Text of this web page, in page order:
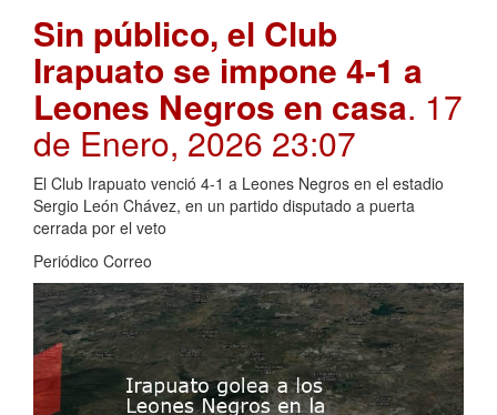
Sin público, el Club
Irapuato se impone 4-1 a
Leones Negros en casa. 17
de Enero, 2026 23:07
El Club Irapuato venció 4-1 a Leones Negros en el estadio
Sergio León Chávez, en un partido disputado a puerta
cerrada por el veto
Periódico Correo